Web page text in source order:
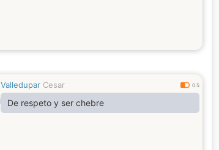
Valledupar Cesar 0.5
De respeto y ser chebre